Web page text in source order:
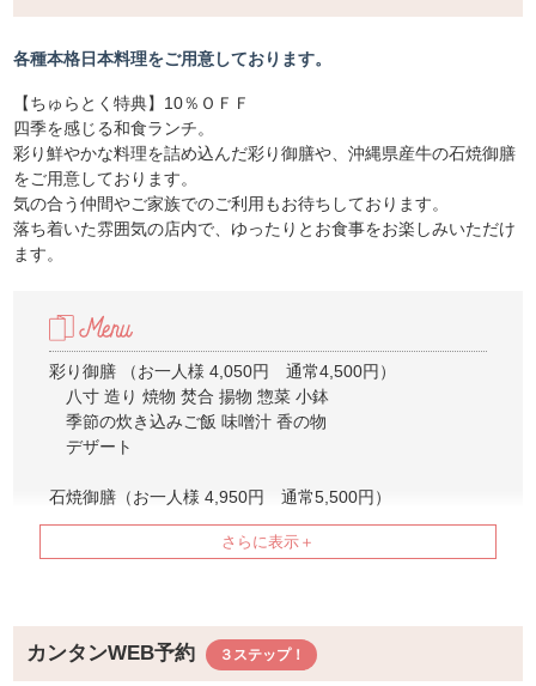
各種本格日本料理をご用意しております。
【ちゅらとく特典】10％ＯＦＦ
四季を感じる和食ランチ。
彩り鮮やかな料理を詰め込んだ彩り御膳や、沖縄県産牛の石焼御膳
をご用意しております。
気の合う仲間やご家族でのご利用もお待ちしております。
落ち着いた雰囲気の店内で、ゆったりとお食事をお楽しみいただけ
ます。
彩り御膳 （お一人様 4,050円 通常4,500円）
八寸 造り 焼物 焚合 揚物 惣菜 小鉢
季節の炊き込みご飯 味噌汁 香の物
デザート
石焼御膳（お一人様 4,950円 通常5,500円）
沖縄県産牛 彩焼野菜 焚合 サラダ
季節の炊き込みご飯 味噌汁 香の物
お子様ランチ（2,500円）
ハンバーグ ソーセージ 鶏のから揚げ エビフライ
玉子焼き 温野菜 ポテトサラダ ミニおにぎり ミニうど
カンタンWEB予約